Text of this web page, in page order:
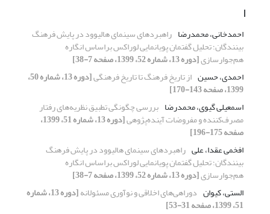
ا
احمدخانی، محمدرضا راهبرد‌های سینمای هالیوود در پایش فرهنگ
بینندگان؛ تحلیل‌ گفتمان پویانمایی لوراکس براساس انگاره
هم‌جوارسازی[دوره 13، شماره 52، 1399، صفحه 7-38]
احمدی، حسین از تاریخ فرهنگ تا تاریخ فرهنگی [دوره 13، شماره 50،
1399، صفحه 143-170]
اسمعیلی گیوی، محمدرضا بررسی چگونگی تطبیق نظریه‌های رفتار
مصرف‌کننده و مفروضات آینده‌پژوهی [دوره 13، شماره 51، 1399،
صفحه 175-196]
افخمی عقدا، علی راهبرد‌های سینمای هالیوود در پایش فرهنگ
بینندگان؛ تحلیل‌ گفتمان پویانمایی لوراکس براساس انگاره
هم‌جوارسازی[دوره 13، شماره 52، 1399، صفحه 7-38]
الستی، کیوان دوراهی‌های اخلاقی و نوآوری مسئولانه [دوره 13، شماره
51، 1399، صفحه 31-53]